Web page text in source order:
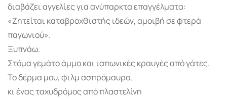
διαβάζει αγγελίες για ανύπαρκτα επαγγέλματα:
«Ζητείται καταβροχθιστής ιδεών, αμοιβή σε φτερά
παγωνιού».
Ξυπνάω.
Στόμα γεμάτο άμμο και ιαπωνικές κραυγές από γάτες.
Το δέρμα μου, φιλμ ασπρόμαυρο,
κι ένας ταχυδρόμος από πλαστελίνη